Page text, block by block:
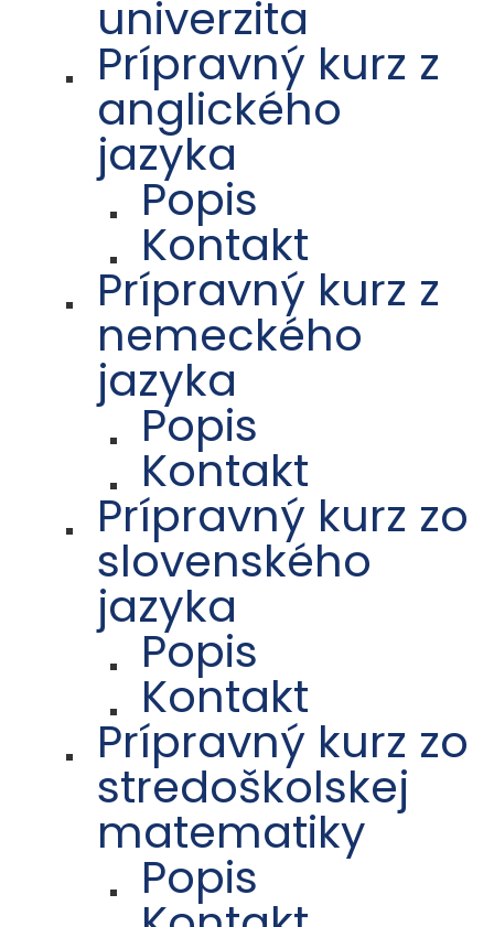
univerzita
Prípravný kurz z
anglického
jazyka
Popis
Kontakt
Prípravný kurz z
nemeckého
jazyka
Popis
Kontakt
Prípravný kurz zo
slovenského
jazyka
Popis
Kontakt
Prípravný kurz zo
stredoškolskej
matematiky
Popis